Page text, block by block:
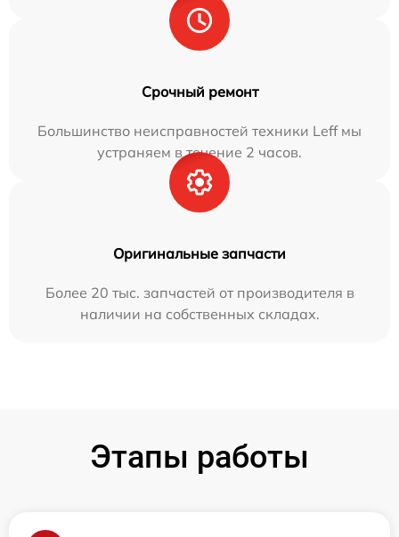
Срочный ремонт
Большинство неисправностей техники Leff мы
устраняем в течение 2 часов.
Оригинальные запчасти
Более 20 тыс. запчастей от производителя в
наличии на собственных складах.
Этапы работы